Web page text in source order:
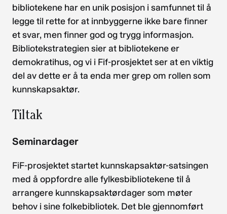
bibliotekene har en unik posisjon i samfunnet til å
legge til rette for at innbyggerne ikke bare finner
et svar, men finner god og trygg informasjon.
Bibliotekstrategien sier at bibliotekene er
demokratihus, og vi i Fif-prosjektet ser at en viktig
del av dette er å ta enda mer grep om rollen som
kunnskapsaktør.
Tiltak
Seminardager
FiF-prosjektet startet kunnskapsaktør-satsingen
med å oppfordre alle fylkesbibliotekene til å
arrangere kunnskapsaktørdager som møter
behov i sine folkebibliotek. Det ble gjennomført